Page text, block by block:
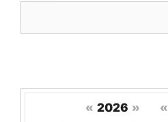
« 2026 » «